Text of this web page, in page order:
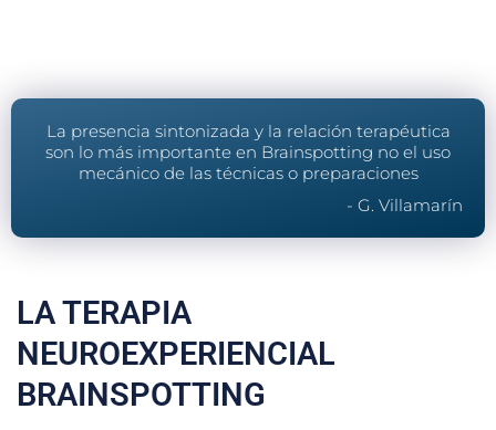
La presencia sintonizada y la relación terapéutica
son lo más importante en Brainspotting no el uso
mecánico de las técnicas o preparaciones
- G. Villamarín
LA TERAPIA
NEUROEXPERIENCIAL
BRAINSPOTTING